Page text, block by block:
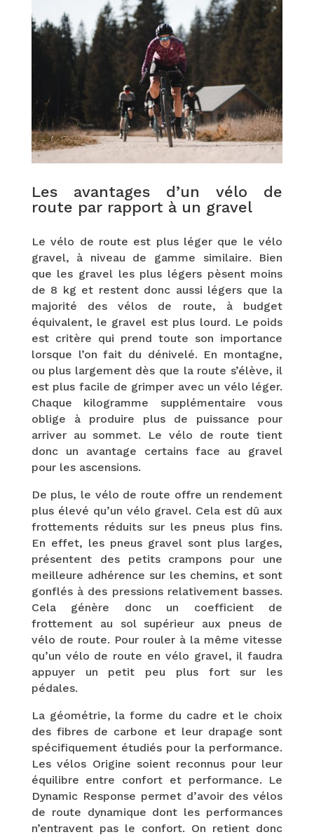
Les avantages d’un vélo de
route par rapport à un gravel
Le vélo de route est plus léger que le vélo
gravel, à niveau de gamme similaire. Bien
que les gravel les plus légers pèsent moins
de 8 kg et restent donc aussi légers que la
majorité des vélos de route, à budget
équivalent, le gravel est plus lourd. Le poids
est critère qui prend toute son importance
lorsque l’on fait du dénivelé. En montagne,
ou plus largement dès que la route s’élève, il
est plus facile de grimper avec un vélo léger.
Chaque kilogramme supplémentaire vous
oblige à produire plus de puissance pour
arriver au sommet. Le vélo de route tient
donc un avantage certains face au gravel
pour les ascensions.
De plus, le vélo de route offre un rendement
plus élevé qu’un vélo gravel. Cela est dû aux
frottements réduits sur les pneus plus fins.
En effet, les pneus gravel sont plus larges,
présentent des petits crampons pour une
meilleure adhérence sur les chemins, et sont
gonflés à des pressions relativement basses.
Cela génère donc un coefficient de
frottement au sol supérieur aux pneus de
vélo de route. Pour rouler à la même vitesse
qu’un vélo de route en vélo gravel, il faudra
appuyer un petit peu plus fort sur les
pédales.
La géométrie, la forme du cadre et le choix
des fibres de carbone et leur drapage sont
spécifiquement étudiés pour la performance.
Les vélos Origine soient reconnus pour leur
équilibre entre confort et performance. Le
Dynamic Response permet d’avoir des vélos
de route dynamique dont les performances
n’entravent pas le confort. On retient donc